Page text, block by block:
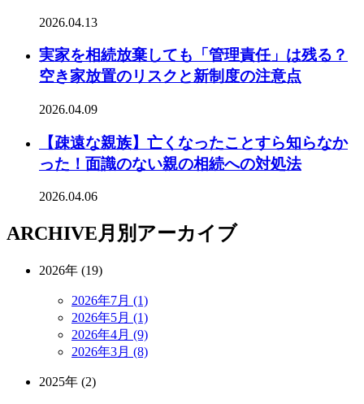
2026.04.13
実家を相続放棄しても「管理責任」は残る？
空き家放置のリスクと新制度の注意点
2026.04.09
【疎遠な親族】亡くなったことすら知らなか
った！面識のない親の相続への対処法
2026.04.06
ARCHIVE月別アーカイブ
2026年 (19)
2026年7月 (1)
2026年5月 (1)
2026年4月 (9)
2026年3月 (8)
2025年 (2)